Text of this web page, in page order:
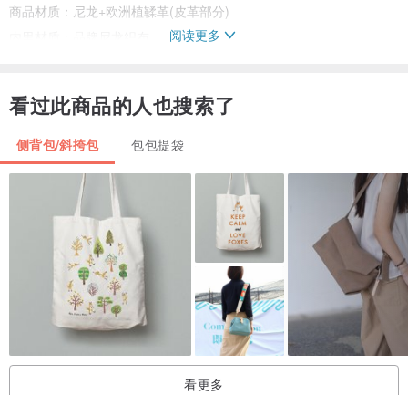
商品材质：尼龙+欧洲植鞣革(皮革部分)
背带长度：约83~138cm
重量：410g(约)
A4：不可
产地：中国(台资企业)
附件：原厂防尘袋
阅读更多
看过此商品的人也搜索了
侧背包/斜挎包 包包提袋
看更多